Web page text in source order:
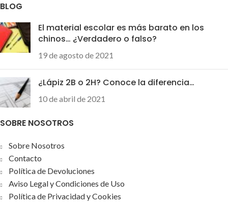
BLOG
El material escolar es más barato en los
chinos… ¿Verdadero o falso?
19 de agosto de 2021
¿Lápiz 2B o 2H? Conoce la diferencia…
10 de abril de 2021
SOBRE NOSOTROS
Sobre Nosotros
Contacto
Política de Devoluciones
Aviso Legal y Condiciones de Uso
Política de Privacidad y Cookies